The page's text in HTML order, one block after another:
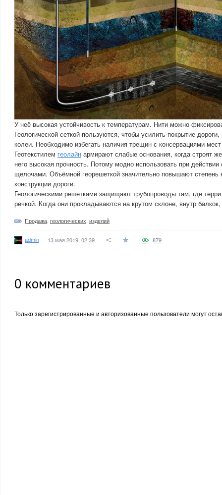
У неё высокая устойчивость к температурам. Нити можно
Геологической сеткой пользуются, чтобы усилить покрытие
колеи. Необходимо избегать наличия трещин с консервациями
Геотекстилем геолайн армирают слабые основания, когда строят
него высокая прочность. Потому модно использовать при
щелочами. Объёмной георешеткой значительно повышают степень
конструкции дороги.
Геологическими решетками защищают трубопроводы там, где
речкой. Когда они прокладываются на крутом склоне, внутр
Продажа геологических изделий
admin 13 мая 2019, 02:39 879
0 комментариев
Только зарегистрированные и авторизованные пользователи могут